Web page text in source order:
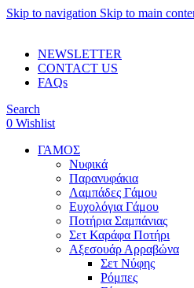
Skip to navigation Skip to main
NEWSLETTER
CONTACT US
FAQs
Search
0 Wishlist
ΓΑΜΟΣ
Νυφικά
Παρανυφάκια
Λαμπάδες Γάμου
Ευχολόγια Γάμου
Ποτήρια Σαμπάνιας
Σετ Καράφα Ποτήρι
Αξεσουάρ Αρραβώνα
Σετ Νύφης
Ρόμπες